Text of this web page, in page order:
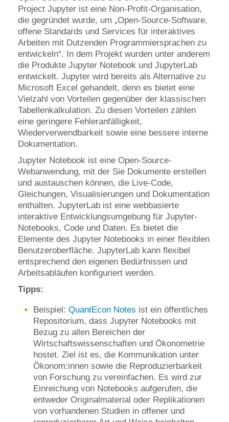
Project Jupyter ist eine Non-Profit-Organisation,
die gegründet wurde, um „Open-Source-Software,
offene Standards und Services für interaktives
Arbeiten mit Dutzenden Programmiersprachen zu
entwickeln“. In dem Projekt wurden unter anderem
die Produkte Jupyter Notebook und JupyterLab
entwickelt. Jupyter wird bereits als Alternative zu
Microsoft Excel gehandelt, denn es bietet eine
Vielzahl von Vorteilen gegenüber der klassischen
Tabellenkalkulation. Zu diesen Vorteilen zählen
eine geringere Fehleranfälligkeit,
Wiederverwendbarkeit sowie eine bessere interne
Dokumentation.
Jupyter Notebook ist eine Open-Source-
Webanwendung, mit der Sie Dokumente erstellen
und austauschen können, die Live-Code,
Gleichungen, Visualisierungen und Dokumentation
enthalten. JupyterLab ist eine webbasierte
interaktive Entwicklungsumgebung für Jupyter-
Notebooks, Code und Daten. Es bietet die
Elemente des Jupyter Notebooks in einer flexiblen
Benutzeroberfläche. JupyterLab kann flexibel
entsprechend den eigenen Bedürfnissen und
Arbeitsabläufen konfiguriert werden.
Tipps:
Beispiel: QuantEcon Notes ist ein öffentliches
Repositorium, dass Jupyter Notebooks mit
Bezug zu allen Bereichen der
Wirtschaftswissenschaften und Ökonometrie
hostet. Ziel ist es, die Kommunikation unter
Ökonom:innen sowie die Reproduzierbarkeit
von Forschung zu vereinfachen. Es wird zur
Einreichung von Notebooks aufgerufen, die
entweder Originalmaterial oder Replikationen
von vorhandenen Studien in offener und